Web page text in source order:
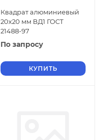
Квадрат алюминиевый
20х20 мм ВД1 ГОСТ
21488-97
По запросу
КУПИТЬ